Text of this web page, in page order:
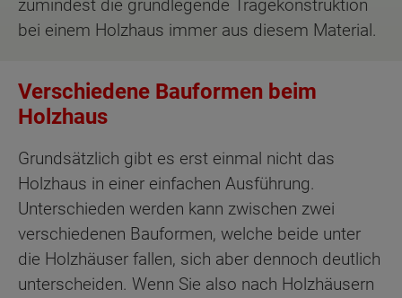
zumindest die grundlegende Tragekonstruktion
bei einem Holzhaus immer aus diesem Material.
Verschiedene Bauformen beim
Holzhaus
Grundsätzlich gibt es erst einmal nicht das
Holzhaus in einer einfachen Ausführung.
Unterschieden werden kann zwischen zwei
verschiedenen Bauformen, welche beide unter
die Holzhäuser fallen, sich aber dennoch deutlich
unterscheiden. Wenn Sie also nach Holzhäusern